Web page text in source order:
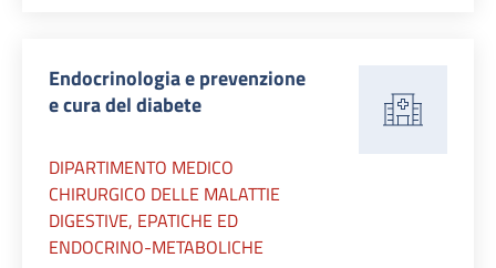
Endocrinologia e prevenzione
e cura del diabete
DIPARTIMENTO MEDICO
CHIRURGICO DELLE MALATTIE
DIGESTIVE, EPATICHE ED
ENDOCRINO-METABOLICHE